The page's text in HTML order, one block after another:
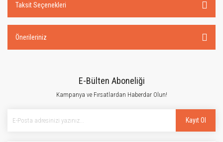
Taksit Seçenekleri
Önerileriniz
E-Bülten Aboneliği
Kampanya ve Fırsatlardan Haberdar Olun!
Kayıt Ol